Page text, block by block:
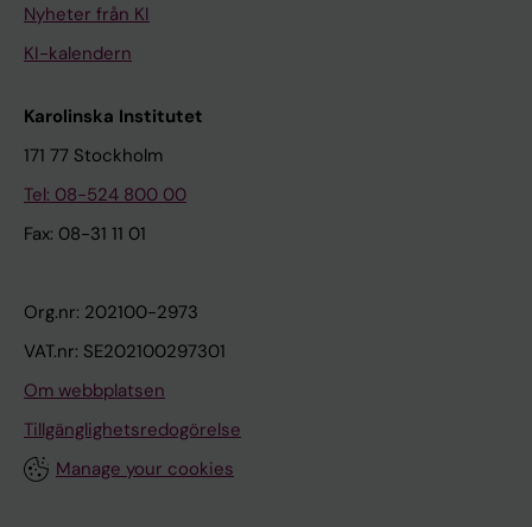
Nyheter från KI
KI-kalendern
Karolinska Institutet
171 77 Stockholm
Tel: 08-524 800 00
Fax: 08-31 11 01
Org.nr: 202100-2973
VAT.nr: SE202100297301
Om webbplatsen
Tillgänglighetsredogörelse
Manage your cookies